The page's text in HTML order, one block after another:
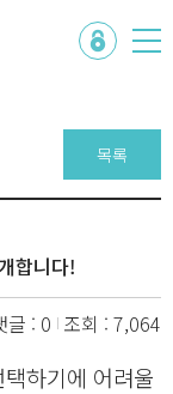
목록
합니다!
글 : 0 조회 : 7,064
하기에 어려울